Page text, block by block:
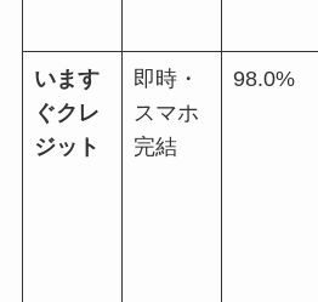
います
ぐクレ
ジット
即時・
スマホ
完結
98.0%